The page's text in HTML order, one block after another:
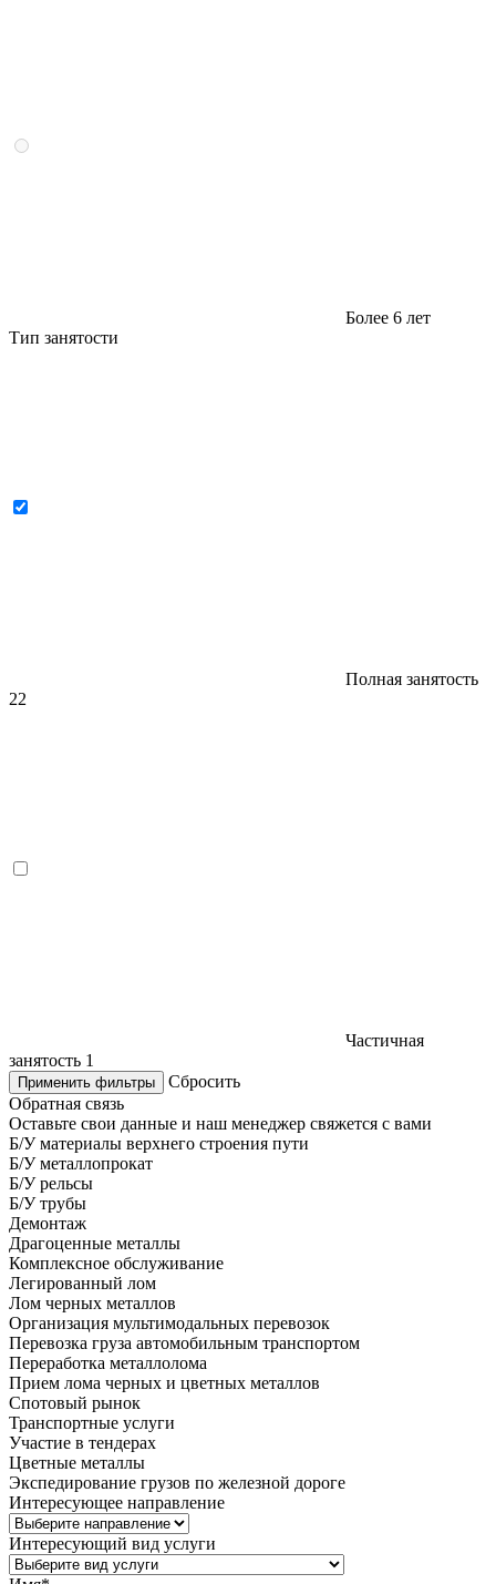
Более 6 лет
Тип занятости
Полная занятость
22
Частичная
занятость 1
Применить фильтры
Сбросить
Обратная связь
Оставьте свои данные и наш менеджер свяжется с вами
Б/У материалы верхнего строения пути
Б/У металлопрокат
Б/У рельсы
Б/У трубы
Демонтаж
Драгоценные металлы
Комплексное обслуживание
Легированный лом
Лом черных металлов
Организация мультимодальных перевозок
Перевозка груза автомобильным транспортом
Переработка металлолома
Прием лома черных и цветных металлов
Спотовый рынок
Транспортные услуги
Участие в тендерах
Цветные металлы
Экспедирование грузов по железной дороге
Интересующее направление
Интересующий вид услуги